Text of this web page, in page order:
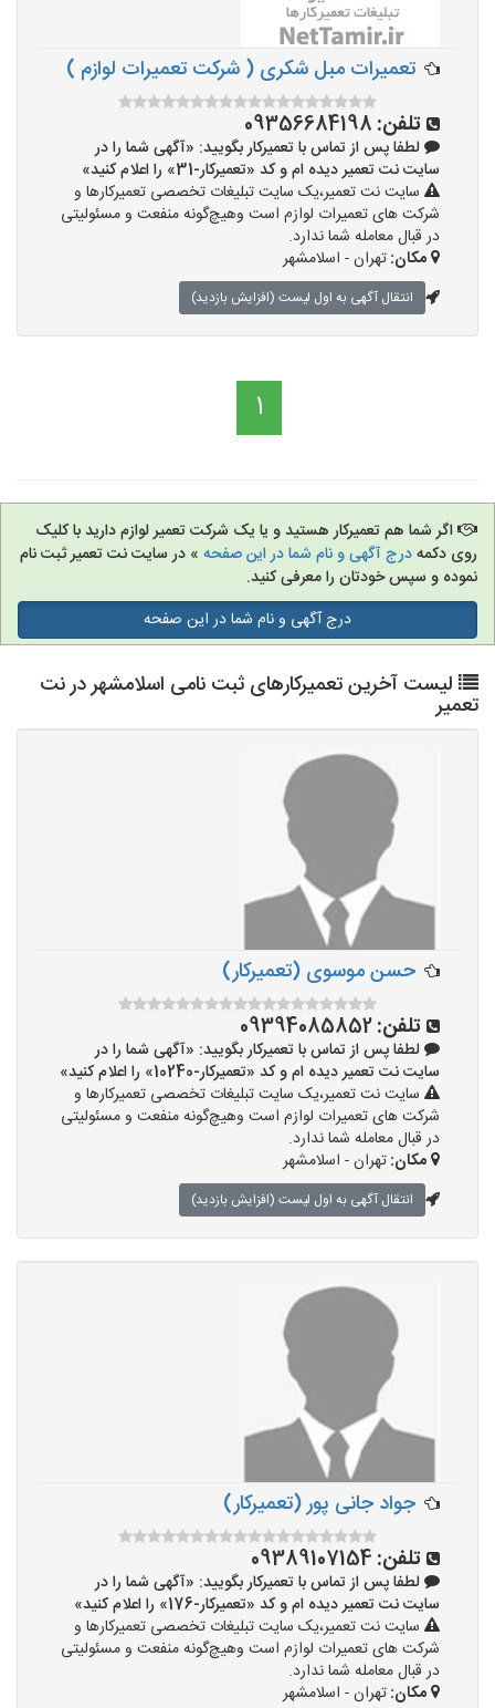
تعمیرات مبل شکری ( شرکت تعمیرات لوازم )
تلفن: 09356684198
لطفا پس از تماس با تعمیرکار بگویید: «آگهی شما را در
سایت نت تعمیر دیده ام و کد «تعمیرکار-31» را اعلام کنید»
سایت نت تعمیر،یک سایت تبلیغات تخصصی تعمیرکارها و
شرکت های تعمیرات لوازم است وهیچ‌گونه منفعت و مسئولیتی
در قبال معامله شما ندارد.
مکان:تهران - اسلامشهر
انتقال آگهی به اول لیست (افزایش بازدید)
1
اگر شما هم تعمیرکار هستید و یا یک شرکت تعمیر لوازم دارید با کلیک
روی دکمهدرج آگهی و نام شما در این صفحه » در سایت نت تعمیر ثبت نام
نموده و سپس خودتان را معرفی کنید.
درج آگهی و نام شما در این صفحه
لیست آخرین تعمیرکارهای ثبت نامی اسلامشهر در نت
تعمیر
حسن موسوی (تعمیرکار)
تلفن:09394085852
لطفا پس از تماس با تعمیرکار بگویید: «آگهی شما را در
سایت نت تعمیر دیده ام و کد «تعمیرکار-10240» را اعلام کنید»
سایت نت تعمیر،یک سایت تبلیغات تخصصی تعمیرکارها و
شرکت های تعمیرات لوازم است وهیچ‌گونه منفعت و مسئولیتی
در قبال معامله شما ندارد.
مکان:تهران - اسلامشهر
انتقال آگهی به اول لیست (افزایش بازدید)
جواد جانی پور (تعمیرکار)
تلفن: 09389107154
لطفا پس از تماس با تعمیرکار بگویید: «آگهی شما را در
سایت نت تعمیر دیده ام و کد «تعمیرکار-176» را اعلام کنید»
سایت نت تعمیر،یک سایت تبلیغات تخصصی تعمیرکارها و
شرکت های تعمیرات لوازم است وهیچ‌گونه منفعت و مسئولیتی
در قبال معامله شما ندارد.
مکان:تهران - اسلامشهر